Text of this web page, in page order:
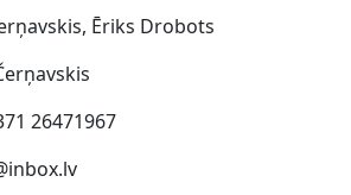
Ēriks Drobots
26471967